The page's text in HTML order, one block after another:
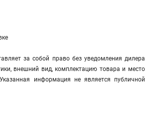
за собой право без уведомления дилера
внешний вид, комплектацию товара и место
информация не является публичной